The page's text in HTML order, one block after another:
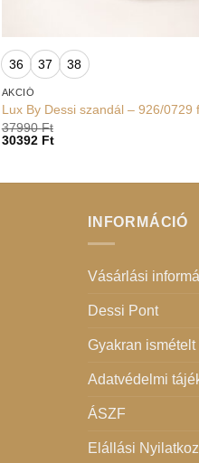
36 37 38
AKCIÓ
Lux By Dessi szandál – 926/0729
37990Ft
30392 Ft
INFORMÁCIÓ
Vásárlási
Dessi Pont
Gyakran
Adatvédelmi
ÁSZF
Elállási